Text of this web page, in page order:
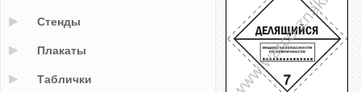
Стенды
Плакаты
Таблички